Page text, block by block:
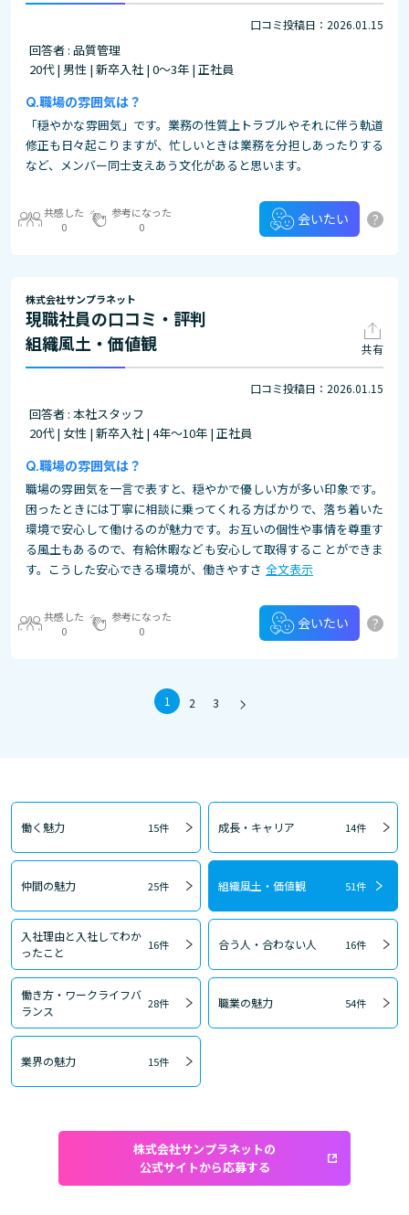
口コミ投稿日：2026.01.15
回答者 : 品質管理
20代 | 男性 | 新卒入社 | 0～3年 | 正社員
職場の雰囲気は？
「穏やかな雰囲気」です。業務の性質上トラブルやそれに伴う軌道
修正も日々起こりますが、忙しいときは業務を分担しあったりする
など、メンバー同士支えあう文化があると思います。
共感した
0
参考になった
0
会いたい ?
株式会社サンプラネット
現職社員の口コミ・評判
組織風土・価値観
共有
口コミ投稿日：2026.01.15
回答者 : 本社スタッフ
20代 | 女性 | 新卒入社 | 4年～10年 | 正社員
職場の雰囲気は？
職場の雰囲気を一言で表すと、穏やかで優しい方が多い印象です。
困ったときには丁寧に相談に乗ってくれる方ばかりで、落ち着いた
環境で安心して働けるのが魅力です。お互いの個性や事情を尊重す
る風土もあるので、有給休暇なども安心して取得することができま
す。こうした安心できる環境が、働きやすさ 全文表示
共感した
0
参考になった
0
会いたい ?
1 2 3
働く魅力 15件 成長・キャリア 14件
仲間の魅力 25件 組織風土・価値観 51件
入社理由と入社してわか
ったこと
16件 合う人・合わない人 16件
働き方・ワークライフバ
ランス
28件 職業の魅力 54件
業界の魅力 15件
株式会社サンプラネットの
公式サイトから応募する